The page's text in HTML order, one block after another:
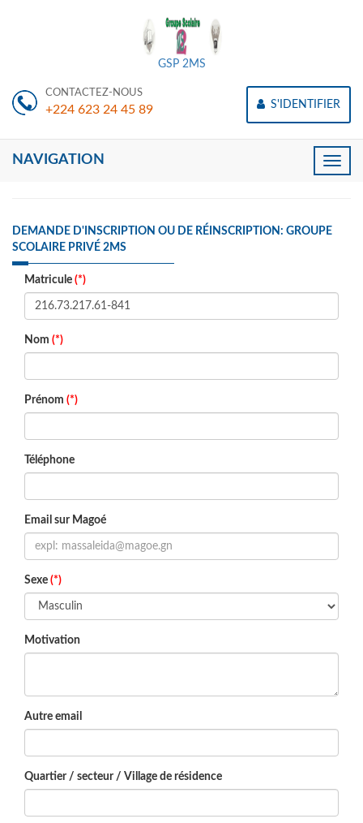
GSP 2MS
CONTACTEZ-NOUS
+224 623 24 45 89 S'IDENTIFIER
Toggle
NAVIGATION
DEMANDE D'INSCRIPTION OU DE RÉINSCRIPTION: GROUPE
SCOLAIRE PRIVÉ 2MS
Matricule (*)
Nom (*)
Prénom (*)
Téléphone
Email sur Magoé
Sexe (*)
Motivation
Autre email
Quartier / secteur / Village de résidence